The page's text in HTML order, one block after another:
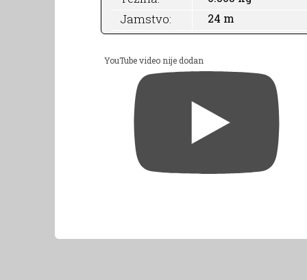
Jamstvo: 24 m
YouTube video nije dodan